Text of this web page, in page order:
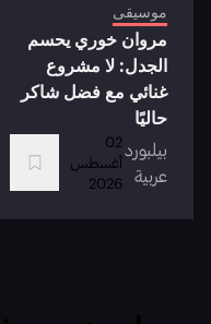
موسيقى
مروان خوري يحسم
الجدل: لا مشروع
غنائي مع فضل شاكر
حاليًا
بيلبورد
عربية
02
أغسطس
2026